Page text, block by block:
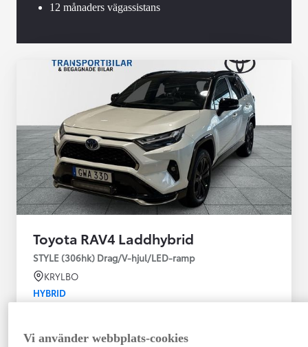
12 månaders vägassistans
Toyota RAV4 Laddhybrid
STYLE (306hk) Drag/V-hjul/LED-ramp
KRYLBO
HYBRID
09-2023
Vi använder webbplats-cookies